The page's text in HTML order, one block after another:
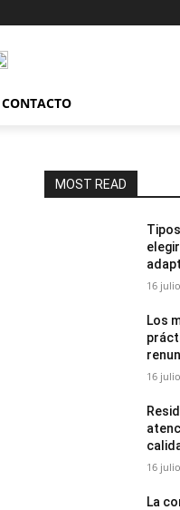
CONTACTO
MOST READ
16
Los
16
16
La